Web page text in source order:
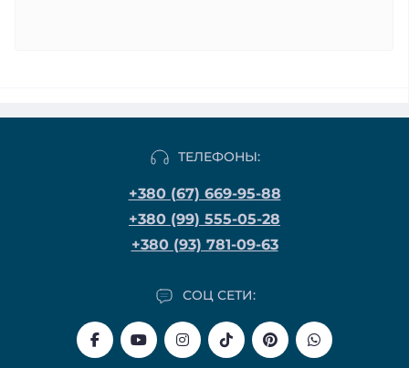
ТЕЛЕФОНЫ:
+380 (67) 669-95-88
+380 (99) 555-05-28
+380 (93) 781-09-63
СОЦ СЕТИ: